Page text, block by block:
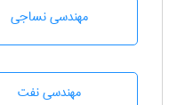
مهندسي نساجی
مهندسی نفت